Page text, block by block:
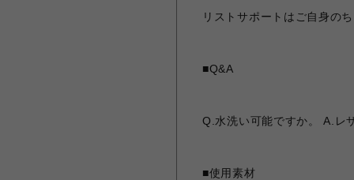
リストサポートはご自身の
■Q&A
Q.水洗い可能ですか。 A.レ
■使用素材